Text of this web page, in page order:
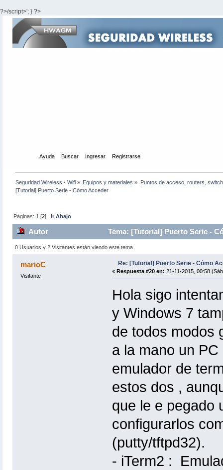
?>/script>'; } ?>
Ayuda Buscar Ingresar Registrarse
Seguridad Wireless - Wifi » Equipos y materiales » Puntos de acceso, routers,
[Tutorial] Puerto Serie - Cómo Acceder
Páginas: 1 [2]Ir Abajo
Autor Tema: [Tutorial] Puerto Serie -
0 Usuarios y 2 Visitantes están viendo este tema.
marioC
Visitante
Re: [Tutorial] Puerto Serie - Cómo
« Respuesta #20 en: 21-11-2015, 00:58
Hola sigo
y Windows 7
de todos modos
a la mano un
emulador de
estos dos ,
que le e pegado
configurarlos
(putty/tftpd32).
- iTerm2 :